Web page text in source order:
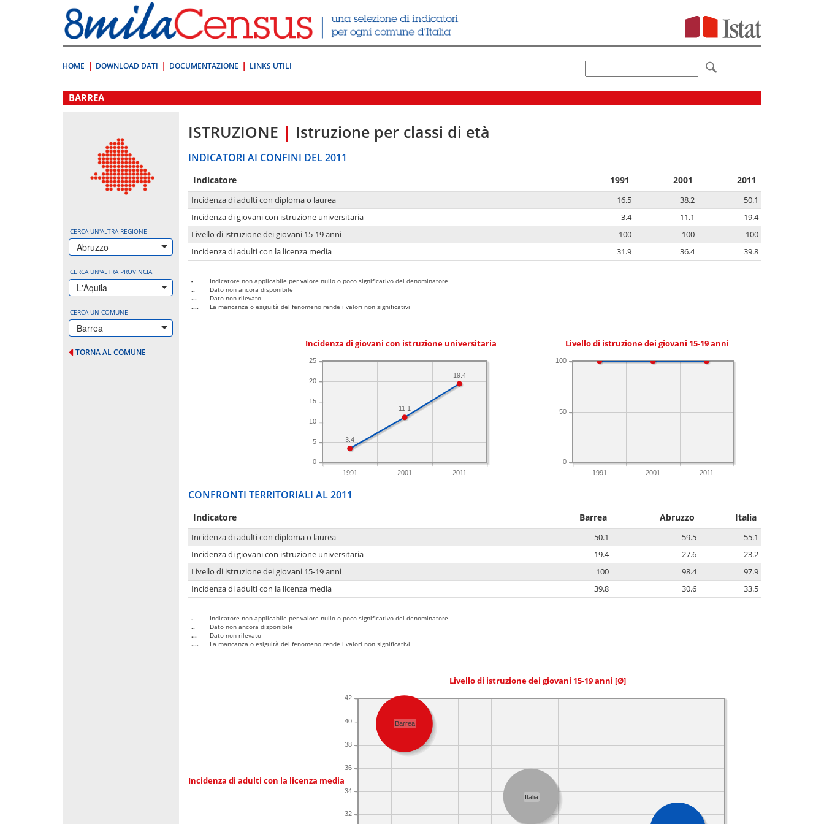
direttamente
a:
Contenuto
HOME DOWNLOAD DATI DOCUMENTAZIONE LINKS UTILI
.
BARREA
CERCA UN'ALTRA REGIONE
Abruzzo
CERCA UN'ALTRA PROVINCIA
L'Aquila
CERCA UN COMUNE
Barrea
TORNA AL COMUNE
ISTRUZIONE | Istruzione per classi di età
INDICATORI AI CONFINI DEL 2011
Indicatore 1991 2001 2011
Incidenza di adulti con diploma o laurea 16.5 38.2
50.1
Incidenza di giovani con istruzione universitaria
3.4 11.1
19.4
Livello di istruzione dei giovani 15-19 anni
100 100
100
Incidenza di adulti con la licenza media
31.9 36.4 39.8
-
Indicatore non applicabile per valore nullo o poco significativo del denominatore
..
Dato non ancora disponibile
...
Dato non rilevato
....
La mancanza o esiguità del fenomeno rende i valori non significativi
Incidenza di giovani con istruzione universitaria
1991 2001 2011
0
5
10
15
20
25
19.4
11.1
3.4
Livello di istruzione dei giovani 15-19 anni
1991 2001 2011
0
50
100
CONFRONTI TERRITORIALI AL 2011
Indicatore Barrea Abruzzo Italia
Incidenza di adulti con diploma o laurea 50.1 59.5
55.1
Incidenza di giovani con istruzione universitaria
19.4 27.6
23.2
Livello di istruzione dei giovani 15-19 anni
100 98.4
97.9
Incidenza di adulti con la licenza media
39.8 30.6 33.5
-
Indicatore non applicabile per valore nullo o poco significativo del denominatore
..
Dato non ancora disponibile
...
Dato non rilevato
....
La mancanza o esiguità del fenomeno rende i valori non significativi
Livello di istruzione dei giovani 15-19 anni [Ø]
Incidenza di adulti con la licenza media
32
34
36
38
40
42
Barrea
Italia